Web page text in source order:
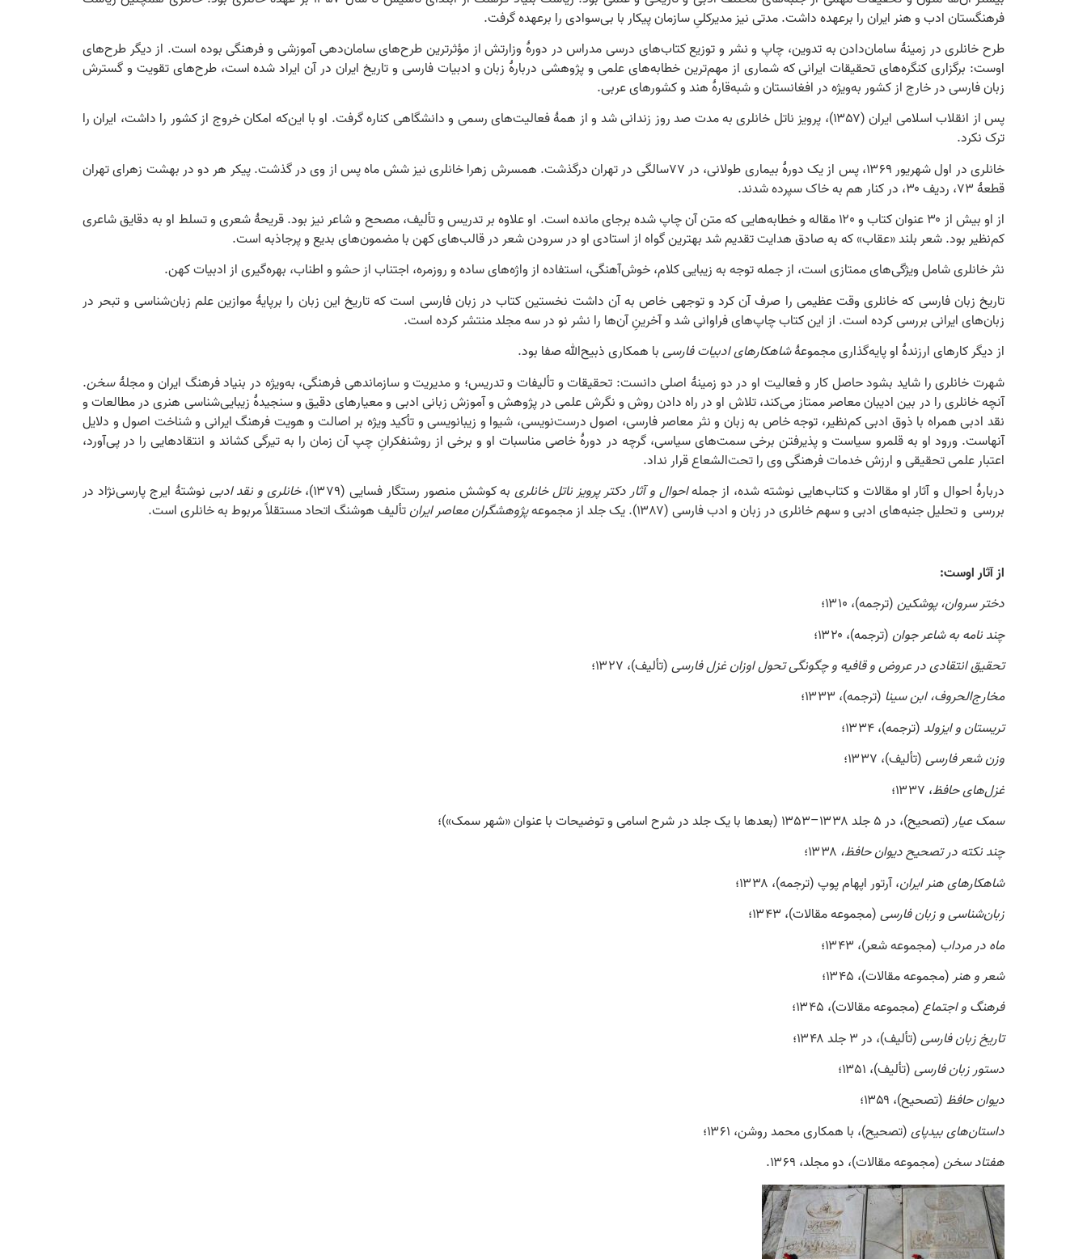
فرهنگستان ادب و هنر ایران را برعهده داشت. مدتی نیز مدیرکلیِ سازمان پیکار با بی‌سوادی را برعهده گرفت.
طرح خانلری در زمینۀ سامان‌دادن به تدوین، چاپ و نشر و توزیع کتاب‌های درسی مدراس در دورۀ وزارتش از مؤثرترین طرح‌های سامان‌دهی آموزشی و فرهنگی بوده است. از دیگر طرح‌های
اوست: برگزاری کنگره‌های تحقیقات ایرانی که شماری از مهم‌ترین خطابه‌های علمی و پژوهشی دربارۀ زبان و ادبیات فارسی و تاریخ ایران در آن ایراد شده است، طرح‌های تقویت و گسترش
زبان فارسی در خارج از کشور به‌ویژه در افغانستان و شبه‌قارۀ هند و کشورهای عربی.
پس از انقلاب اسلامی ایران (۱۳۵۷)، پرویز ناتل خانلری به مدت صد روز زندانی شد و از همۀ فعالیت‌های رسمی و دانشگاهی کناره گرفت. او با این‌که امکان خروج از کشور را داشت، ایران را
ترک نکرد.
خانلری در اول شهریور ۱۳۶۹، پس از یک دورۀ بیماری طولانی، در ۷۷سالگی در تهران درگذشت. همسرش زهرا خانلری نیز شش ماه پس از وی در گذشت. پیکر هر دو در بهشت زهرای تهران
قطعۀ ۷۳، ردیف ۳۰، در کنار هم به خاک سپرده شدند.
از او بیش از ۳۰ عنوان کتاب و ۱۲۰ مقاله و خطابه‌هایی که متن آن چاپ شده برجای مانده است. او علاوه بر تدریس و تألیف، مصحح و شاعر نیز بود. قریحۀ شعری و تسلط او به دقایق شاعری
کم‌نظیر بود. شعر بلند «عقاب» که به صادق هدایت تقدیم شد بهترین گواه از استادی او در سرودن شعر در قالب‌های کهن با مضمون‌های بدیع و پرجاذبه است.
نثر خانلری شامل ویژگی‌های ممتازی است، از جمله توجه به زیبایی کلام، خوش‌آهنگی، استفاده از واژه‌های ساده و روزمره، اجتناب از حشو و اطناب، بهره‌گیری از ادبیات کهن.
تاریخ زبان فارسی که خانلری وقت عظیمی را صرف آن کرد و توجهی خاص به آن داشت نخستین کتاب در زبان فارسی است که تاریخ این زبان را برپایۀ موازین علم زبان‌شناسی و تبحر در
زبان‌های ایرانی بررسی کرده است. از این کتاب چاپ‌های فراوانی شد و آخرینِ آن‌ها را نشر نو در سه مجلد منتشر کرده است.
از دیگر کارهای ارزندۀ او پایه‌گذاری مجموعۀشاهکارهای ادبیات فارسیبا همکاری ذبیح‌الله صفا بود.
شهرت خانلری را شاید بشود حاصل کار و فعالیت او در دو زمینۀ اصلی دانست: تحقیقات و تألیفات و تدریس؛ و مدیریت و سازماندهی فرهنگی، به‌ویژه در بنیاد فرهنگ ایران و مجلۀسخن.
آنچه خانلری را در بین ادیبان معاصر ممتاز می‌کند، تلاش او در راه دادن روش و نگرش علمی در پژوهش و آموزش زبانی ‌ادبی و معیارهای دقیق و سنجیدۀ زیبایی‌شناسی هنری در مطالعات و
نقد ادبی همراه با ذوق ادبی کم‌نظیر، توجه خاص به زبان و نثر معاصر فارسی، اصول درست‌نویسی، شیوا و زیبانویسی و تأکید ویژه بر اصالت و هویت فرهنگ ایرانی و شناخت اصول و دلایل
آنهاست. ورود او به قلمرو سیاست و پذیرفتن برخی سمت‌های سیاسی، گرچه در دورۀ خاصی مناسبات او و برخی از روشنفکرانِ چپ آن زمان را به تیرگی کشاند و انتقادهایی را در پی‌آورد،
اعتبار علمی تحقیقی و ارزش خدمات فرهنگی وی را تحت‌الشعاع قرار نداد.
دربارۀ احوال و آثار او مقالات و کتاب‌هایی نوشته شده، از جملهاحوال و آثار دکتر پرویز ناتل خانلریبه کوشش منصور رستگار فسایی (۱۳۷۹)، خانلری و نقد ادبی نوشتۀ ایرج پارسی‌نژاد در
بررسی و تحلیل جنبه‌های ادبی و سهم خانلری در زبان و ادب فارسی (۱۳۸۷). یک جلد از مجموعه
پژوهشگران معاصر ایرانتألیف هوشنگ اتحاد مستقلاً مربوط به خانلری است.
از آثار اوست:
دختر سروان، پوشکین(ترجمه)، ۱۳۱۰؛
چند نامه به شاعر جوان(ترجمه)، ۱۳۲۰؛
تحقیق انتقادی در عروض و قافیه و چگونگی تحول اوزان غزلفارسی(تألیف)، ۱۳۲۷؛
مخارج‌الحروف، ابن سینا (ترجمه)، ۱۳۳۳؛
تریستان و ایزولد (ترجمه)، ۱۳۳۴؛
وزن شعر فارسی(تألیف)، ۱۳۳۷؛
غزل‌های حافظ، ۱۳۳۷؛
سمک عیار(تصحیح)، در ۵ جلد ۱۳۳۸–۱۳۵۳ (بعدها با یک جلد در شرح اسامی و توضیحات با عنوان «شهر سمک»)؛
چند نکته در تصحیح دیوان حافظ،
شاهکارهای هنر ایران، آرتور اپهام پوپ (ترجمه)، ۱۳۳۸؛
زبان‌شناسی و زبان فارسی(مجموعه مقالات)، ۱۳۴۳؛
ماه در مرداب (مجموعه شعر)، ۱۳۴۳؛
شعر و هنر(مجموعه مقالات)، ۱۳۴۵؛
فرهنگ و اجتماع(مجموعه مقالات)، ۱۳۴۵؛
تاریخ زبان فارسی(تألیف)، در ۳ جلد ۱۳۴۸؛
دستور زبان فارسی(تألیف)، ۱۳۵۱؛
دیوان حافظ (تصحیح)، ۱۳۵۹؛
داستان‌های بیدپای(تصحیح)، با همکاری محمد روشن، ۱۳۶۱؛
هفتاد سخن(مجموعه مقالات)، دو مجلد، ۱۳۶۹.